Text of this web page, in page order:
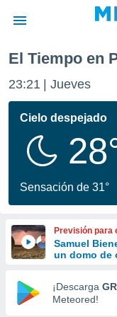
de
por
se
calidad.
a este
las
y
forma
digital
basada
El Tiempo en
23:21 Jueves
Cielo despejado
Sensación de 31°
Previsión para
Samuel
un domo de
¡Descarga
Meteored!